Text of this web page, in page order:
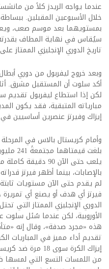
عندما يواجه الريدز كلاً من
خلال الأسبوعين المقبلين.
بمستويهما بعد موسم صعب،
سيُقاس في نهاية المطاف
تاريخ الدوري الإنجليزي
وبعد خروج ليفربول من دوري
أكد سلوت أن المستقبل مشرق.
لكن إذا استطاع ليفربول
مبارياته المتبقية، فقد يكون
إيزاك وفيرتز عنصرين أساسيين
وأمام كريستال بالاس في
بلغت
يلعب حتى الآن 90
بالإصابات، بينما أظهر فيرتز
لم يقدم حتى الآن مستويات
فيرتز أي هدف أو يصنع أي
الدوري الإنجليزي الممتاز التي
الأوروبية، لكن عندما سُئل
هذه «مجرد صدفة»، وقال إنه
تقديم أداء مميز في المباريات
إيزاك الكرة سوى
من اللمسات التسع التي لمسها